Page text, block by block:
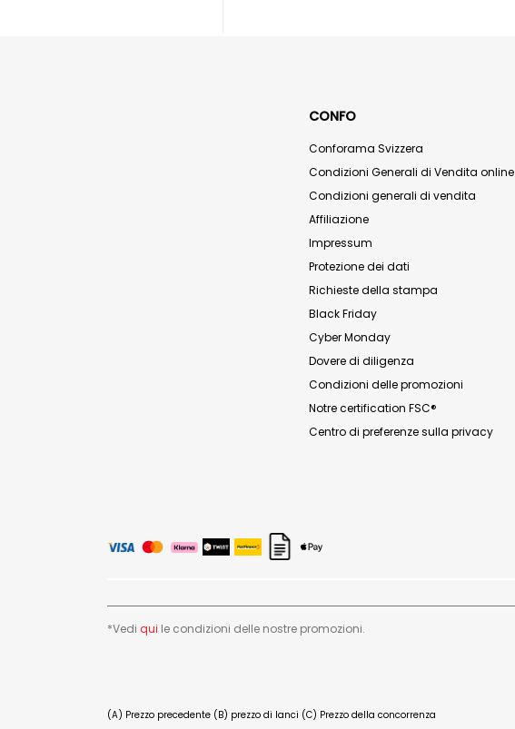
CONFO
Conforama Svizzera
Condizioni Generali di Vendita online
Condizioni generali di vendita
Affiliazione
Impressum
Protezione dei dati
Richieste della stampa
Black Friday
Cyber Monday
Dovere di diligenza
Condizioni delle promozioni
Notre certification FSC®
Centro di preferenze sulla privacy
*Vedi qui le condizioni delle nostre promozioni.
(A) Prezzo precedente (B) prezzo di lanci (C) Prezzo della concorrenza